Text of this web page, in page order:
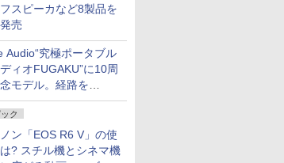
スピーカなど8製品を
売
Audio“究極ポータブル
ィオFUGAKU”に10周
モデル。経路を
で統一。400万円
ック
ン「EOS R6 V」の使
? スチル機とシネマ機